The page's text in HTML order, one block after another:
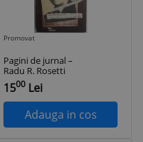
Promovat
Pagini de jurnal –
Radu R. Rosetti
1500 Lei
Adauga in cos